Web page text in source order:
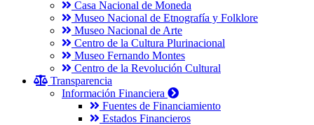
Casa Nacional de Moneda
Museo Nacional de Etnografía y Folklore
Museo Nacional de Arte
Centro de la Cultura Plurinacional
Museo Fernando Montes
Centro de la Revolución Cultural
Transparencia
Información Financiera
Fuentes de Financiamiento
Estados Financieros